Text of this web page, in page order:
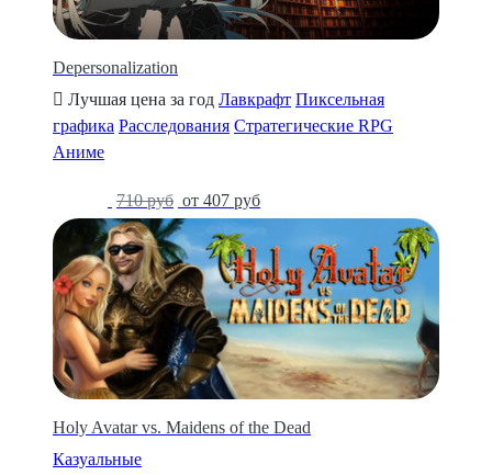
Depersonalization
Лучшая цена за год Лавкрафт Пиксельная
графика Расследования Стратегические RPG
Аниме
710 руб от 407 руб
Holy Avatar vs. Maidens of the Dead
Казуальные